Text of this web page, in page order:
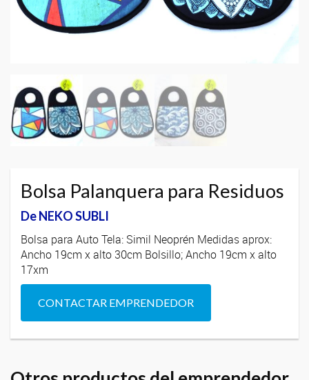
Bolsa Palanquera para Residuos
De NEKO SUBLI
Bolsa para Auto Tela: Simil Neoprén Medidas aprox:
Ancho 19cm x alto 30cm Bolsillo; Ancho 19cm x alto
17xm
CONTACTAR EMPRENDEDOR